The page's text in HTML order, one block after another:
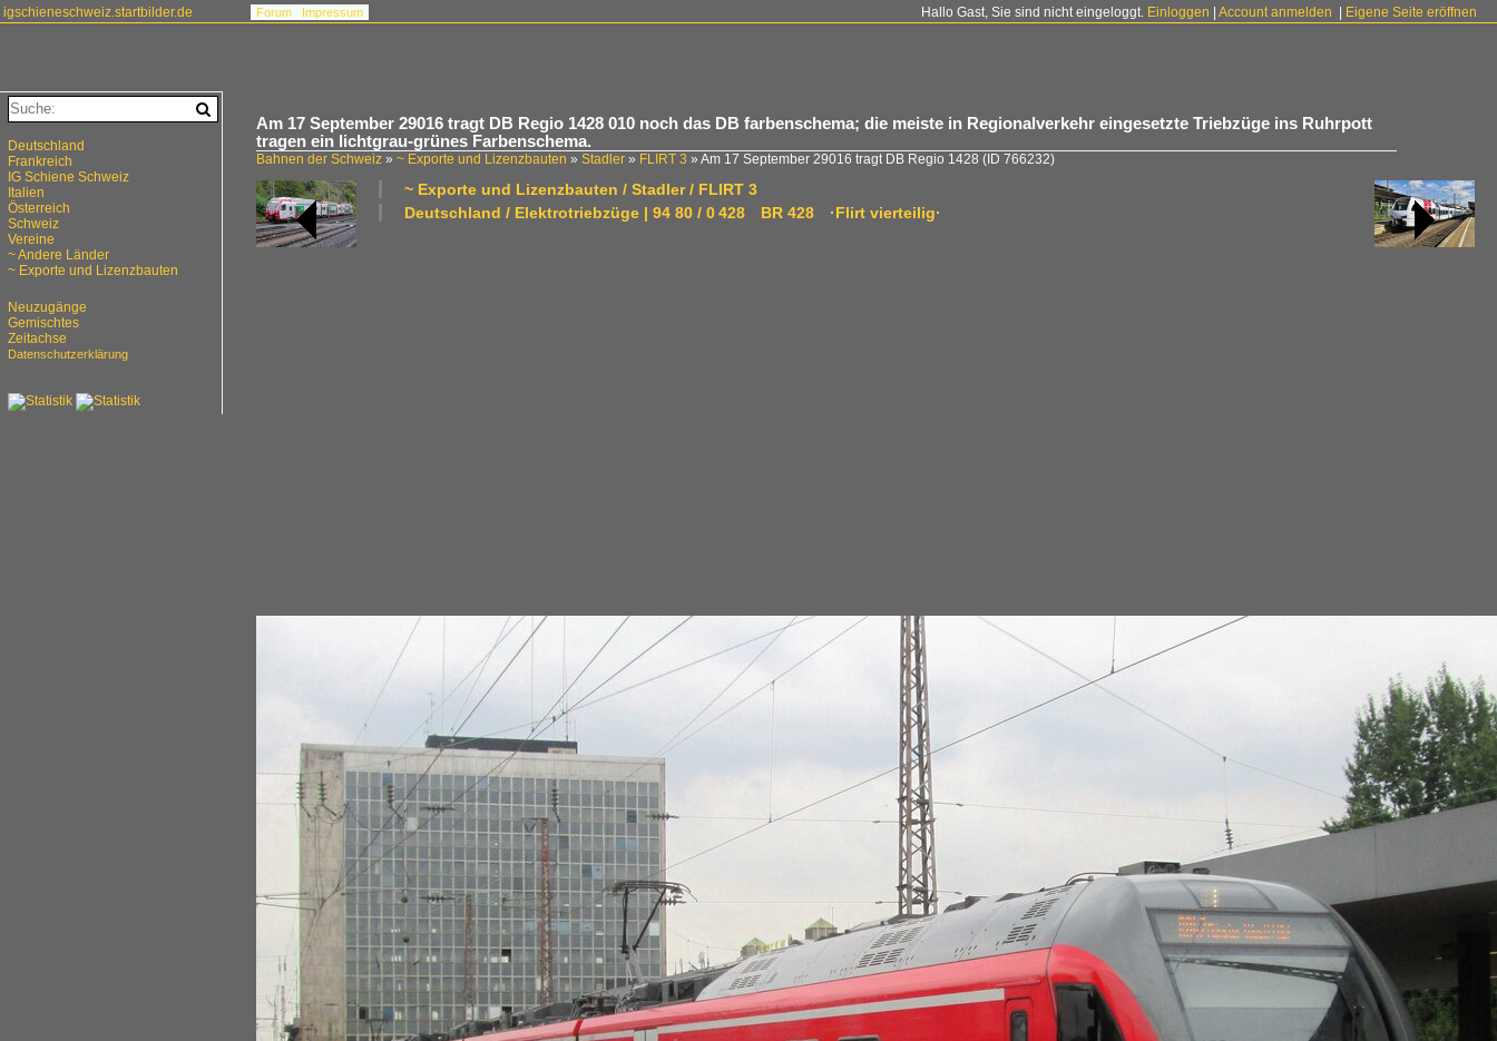
igschieneschweiz.startbilder.de Hallo Gast, Sie sind nicht eingeloggt. Einloggen Account anmelden Eigene Seite eröffnen
Forum Impressum
Am 17 September 29016 tragt DB Regio 1428 010 noch das DB farbenschema; die meiste in Regionalverkehr eingesetzte Triebzüge ins Ruhrpott
tragen ein lichtgrau-grünes Farbenschema.
Bahnen der Schweiz » ~ Exporte und Lizenzbauten » Stadler » FLIRT 3 » Am 17 September 29016 tragt DB Regio 1428 (ID 766232)
~ Exporte und Lizenzbauten / Stadler / FLIRT 3
Deutschland / Elektrotriebzüge | 94 80 / 0 428 BR 428 ·Flirt vierteilig·
Deutschland
Frankreich
IG Schiene Schweiz
Italien
Österreich
Schweiz
Vereine
~ Andere Länder
~ Exporte und Lizenzbauten
Neuzugänge
Gemischtes
Zeitachse
Datenschutzerklärung